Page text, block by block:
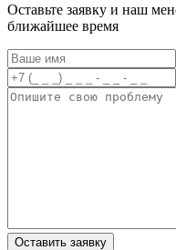
Оставьте заявку и наш
ближайшее время
Оставить заявку